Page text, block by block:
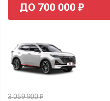
ДО 700 000 ₽
3 059 900 ₽